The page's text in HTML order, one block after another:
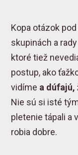
Kopa otázok
skupinách a
ktoré tiež
postup, ako
vidíme a dúfajú,
Nie sú si isté
pletenie tápali a
robia dobre.